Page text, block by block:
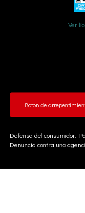
Ver
Boton de
Defensa del consumidor.
Denuncia contra una